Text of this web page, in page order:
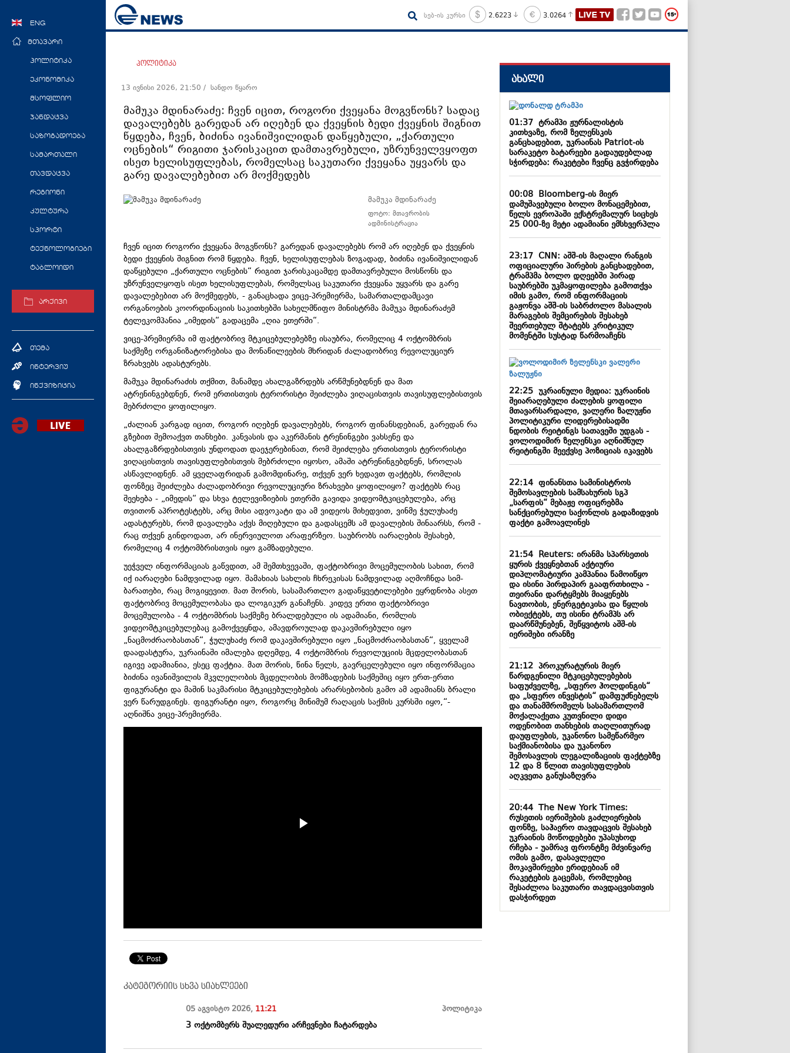
ENG
მთავარი
პოლიტიკა
ეკონომიკა
მსოფლიო
ჯანდაცვა
საზოგადოება
სამართალი
თავდაცვა
რეგიონი
კულტურა
სპორტი
ტექნოლოგიები
ტაბლოიდი
არქივი
თემა
ინტერვიუ
ინქვიზიცია
სებ-ის კურსი 2.6223 3.0264
პოლიტიკა
13 ივნისი 2026, 21:50 / სანდო წყარო
მამუკა მდინარაძე: ჩვენ იცით, როგორი ქვეყანა მოგვწონს? სადაც
დავალებებს გარედან არ იღებენ და ქვეყნის ბედი ქვეყნის შიგნით
წყდება, ჩვენ, ბიძინა ივანიშვილიდან დაწყებული, „ქართული
ოცნების“ რიგითი ჯარისკაცით დამთავრებული, უზრუნველვყოფთ
ისეთ ხელისუფლებას, რომელსაც საკუთარი ქვეყანა უყვარს და
გარე დავალებებით არ მოქმედებს
მამუკა მდინარაძე
ფოტო: მთავრობის
ადმინისტრაცია
ჩვენ იცით როგორი ქვეყანა მოგვწონს? გარედან დავალებებს რომ არ იღებენ და ქვეყნის
ბედი ქვეყნის შიგნით რომ წყდება. ჩვენ, ხელისუფლებას ზოგადად, ბიძინა ივანიშვილიდან
დაწყებული „ქართული ოცნების“ რიგით ჯარისკაცამდე დამთავრებული მოსწონს და
უზრუნველყოფს ისეთ ხელისუფლებას, რომელსაც საკუთარი ქვეყანა უყვარს და გარე
დავალებებით არ მოქმედებს, - განაცხადა ვიცე-პრემიერმა, სამართალდამცავი
ორგანოების კოორდინაციის საკითხებში სახელმწიფო მინისტრმა მამუკა მდინარაძემ
ტელეკომპანია „იმედის“ გადაცემა „ღია ეთერში“.
ვიცე-პრემიერმა იმ ფაქტობრივ მტკიცებულებებზე ისაუბრა, რომელიც 4 ოქტომბრის
საქმეზე ორგანიზატორებისა და მონაწილეების მხრიდან ძალადობრივ რევოლუციურ
ზრახვებს ადასტურებს.
მამუკა მდინარაძის თქმით, მანამდე ახალგაზრდებს არწმუნებდნენ და მათ
ატრენინგებდნენ, რომ ერთისთვის ტერორისტი შეიძლება ვიღაცისთვის თავისუფლებისთვის
მებრძოლი ყოფილიყო.
„ძალიან კარგად იცით, როგორ იღებენ დავალებებს, როგორ ფინანსდებიან, გარედან რა
გზებით შემოაქვთ თანხები. კანვასის და აკერმანის ტრენინგები ვახსენე და
ახალგაზრდებისთვის უნდოდათ დაეჯერებინათ, რომ შეიძლება ერთისთვის ტერორისტი
ვიღაცისთვის თავისუფლებისთვის მებრძოლი იყოსო, ამაში ატრენინგებდნენ, სროლას
ასწავლიდნენ. ამ ყველაფრიდან გამომდინარე, თქვენ ვერ ხედავთ ფაქტებს, რომლის
ფონზეც შეიძლება ძალადობრივი რევოლუციური ზრახვები ყოფილიყო? ფაქტებს რაც
შეეხება - „იმედის“ და სხვა ტელევიზიების ეთერში გავიდა ვიდეომტკიცებულება, არც
თვითონ აპროტესტებს, არც მისი ადვოკატი და ამ ვიდეოს მიხედვით, ვინმე ჭულუხაძე
ადასტურებს, რომ დავალება აქვს მიღებული და გადასცემს ამ დავალების შინაარსს, რომ -
რაც თქვენ გინდოდათ, არ ინერვიულოთ არაფერზეო. საუბრობს იარაღების შესახებ,
რომელიც 4 ოქტომბრისთვის იყო გამზადებული.
უეჭველ ინფორმაციას გაწვდით, ამ შემთხვევაში, ფაქტობრივი მოცემულობის სახით, რომ
იქ იარაღები ნამდვილად იყო. შამახიას სახლის ჩხრეკისას ნამდვილად აღმოჩნდა სიმ-
ბარათები, რაც მოგიყევით. მათ შორის, სასამართლო გადაწყვეტილებები ეყრდნობა ასეთ
ფაქტობრივ მოცემულობასა და ლოგიკურ განაჩენს. კიდევ ერთი ფაქტობრივი
მოცემულობა - 4 ოქტომბრის საქმეზე ბრალდებული ის ადამიანი, რომლის
ვიდეომტკიცებულებაც გამოქვეყნდა, ამავდროულად დაკავშირებული იყო
„ნაცმოძრაობასთან“, ჭულუხაძე რომ დაკავშირებული იყო „ნაცმოძრაობასთან“, ყველამ
დაადასტურა, უკრაინაში იმალება დღემდე, 4 ოქტომბრის რევოლუციის მცდელობასთან
იგივე ადამიანია, ესეც ფაქტია. მათ შორის, წინა წელს, გავრცელებული იყო ინფორმაცია
ბიძინა ივანიშვილის მკვლელობის მცდელობის მომზადების საქმეშიც იყო ერთ-ერთი
ფიგურანტი და მაშინ საკმარისი მტკიცებულებების არარსებობის გამო ამ ადამიანს ბრალი
ვერ წარუდგინეს. ფიგურანტი იყო, როგორც მინიმუმ რაღაცის საქმის კურსში იყო,“-
აღნიშნა ვიცე-პრემიერმა.
კატეგორიის სხვა სიახლეები
05 აგვისტო 2026, 11:21 პოლიტიკა
3 ოქტომბერს შუალედური არჩევნები ჩატარდება
ახალი
01:37ტრამპი ჟურნალისტის
კითხვაზე, რომ ზელენსკის
განცხადებით, უკრაინას Patriot-ის
სარაკეტო ბატარეები გადაუდებლად
სჭირდება: რაკეტები ჩვენც გვჭირდება
00:08Bloomberg-ის მიერ
დამუშავებული ბოლო მონაცემებით,
წელს ევროპაში ექსტრემალურ სიცხეს
25 000-ზე მეტი ადამიანი ემსხვერპლა
23:17CNN: აშშ-ის მაღალი რანგის
ოფიციალური პირების განცხადებით,
ტრამპმა ბოლო დღეებში პირად
საუბრებში უკმაყოფილება გამოთქვა
იმის გამო, რომ ინფორმაციის
გაჟონვა აშშ-ის საბრძოლო მასალის
მარაგების შემცირების შესახებ
შეერთებულ შტატებს კრიტიკულ
მომენტში სუსტად წარმოაჩენს
22:25უკრაინული მედია: უკრაინის
შეიარაღებული ძალების ყოფილი
მთავარსარდალი, ვალერი ზალუჟნი
პოლიტიკური ლიდერებისადმი
ნდობის რეიტინგს სათავეში უდგას -
ვოლოდიმირ ზელენსკი აღნიშნულ
რეიტინგში მეექვსე პოზიციას იკავებს
22:14ფინანსთა სამინისტროს
შემოსავლების სამსახურის სგპ
„სარფის“ მებაჟე ოფიცრებმა
სანქცირებული საქონლის გადაზიდვის
ფაქტი გამოავლინეს
21:54Reuters: ირანმა სპარსეთის
ყურის ქვეყნებთან აქტიური
დიპლომატიური კამპანია წამოიწყო
და ისინი პირდაპირ გააფრთხილა -
თეირანი დარტყმებს მიაყენებს
ნავთობის, ენერგეტიკისა და წყლის
ობიექტებს, თუ ისინი ტრამპს არ
დაარწმუნებენ, შეწყვიტოს აშშ-ის
იერიშები ირანზე
21:12პროკურატურის მიერ
წარდგენილი მტკიცებულებების
საფუძველზე, „სფერო ჰოლდინგის“
და „სფერო ინვესტის“ დამფუძნებელს
და თანამშრომელს სასამართლომ
მოქალაქეთა კუთვნილი დიდი
ოდენობით თანხების თაღლითურად
დაუფლების, უკანონო სამეწარმეო
საქმიანობისა და უკანონო
შემოსავლის ლეგალიზაციის ფაქტებზე
12 და 8 წლით თავისუფლების
აღკვეთა განუსაზღვრა
20:44The New York Times:
რუსეთის იერიშების გაძლიერების
ფონზე, საჰაერო თავდაცვის შესახებ
უკრაინის მოწოდებები უპასუხოდ
რჩება - უამრავ ფრონტზე მძვინვარე
ომის გამო, დასავლელი
მოკავშირეები ერიდებიან იმ
რაკეტების გაცემას, რომლებიც
შესაძლოა საკუთარი თავდაცვისთვის
დასჭირდეთ